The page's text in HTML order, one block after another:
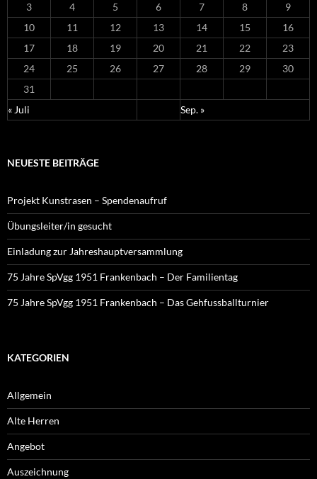
3
4 5 6 7 8
9
10
11 12 13 14 15
16
17
18 19 20 21 22
23
24
25 26 27 28 29
30
31
« Juli
Sep. »
NEUESTE BEITRÄGE
Projekt Kunstrasen – Spendenaufruf
Übungsleiter/in gesucht
Einladung zur Jahreshauptversammlung
75 Jahre SpVgg 1951 Frankenbach – Der Familientag
75 Jahre SpVgg 1951 Frankenbach – Das Gehfussballturnier
KATEGORIEN
Allgemein
Alte Herren
Angebot
Auszeichnung